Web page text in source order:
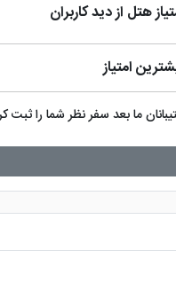
هتل از دید کاربران
امتیاز
ما بعد سفر نظر شما را